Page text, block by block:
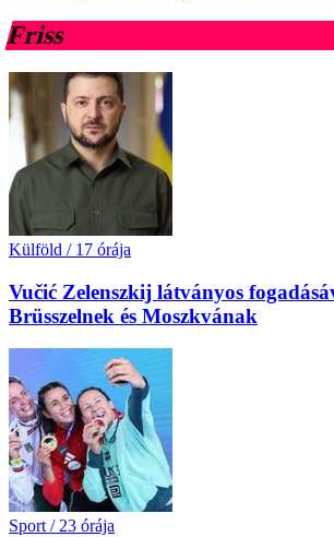
Friss
Külföld / 17 órája
Vučić Zelenszkij látványos
Brüsszelnek és Moszkvának
Sport / 23 órája